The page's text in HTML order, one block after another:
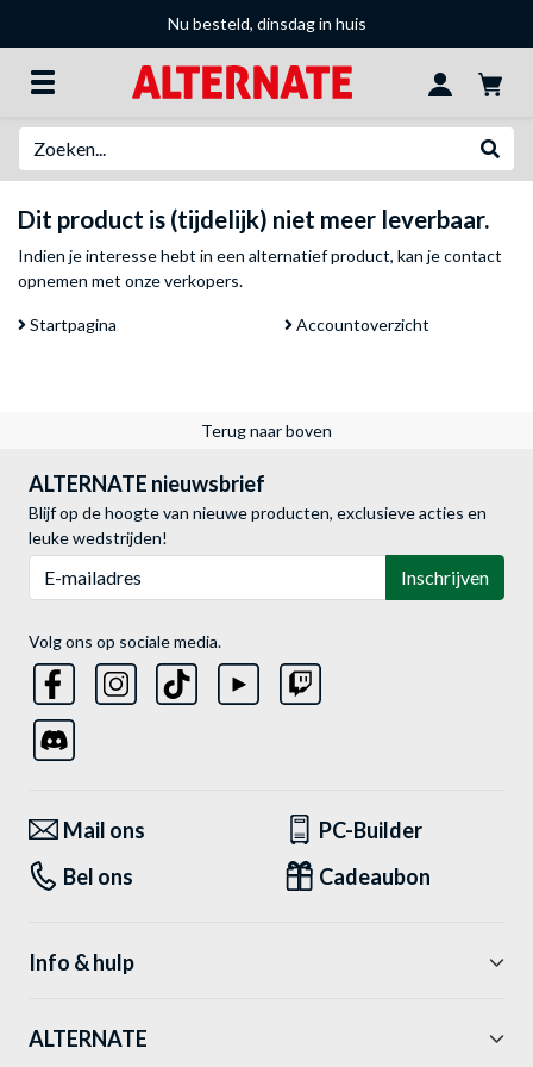
Nu besteld, dinsdag in huis
Dit product is (tijdelijk) niet meer leverbaar.
Indien je interesse hebt in een alternatief product, kan jecontact
opnemen met onze verkopers.
Startpagina Accountoverzicht
Terug naar boven
ALTERNATE nieuwsbrief
Blijf op de hoogte van nieuwe producten, exclusieve acties en
leuke wedstrijden!
Inschrijven
Volg ons op sociale media.
Mail ons
PC-Builder
Bel ons
Cadeaubon
Info & hulp
ALTERNATE